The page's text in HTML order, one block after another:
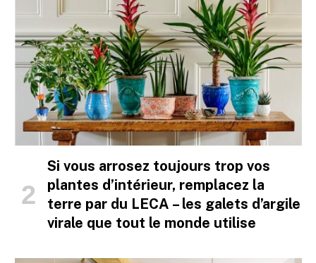
Si vous arrosez toujours trop vos
plantes d’intérieur, remplacez la
terre par du LECA – les galets d’argile
virale que tout le monde utilise